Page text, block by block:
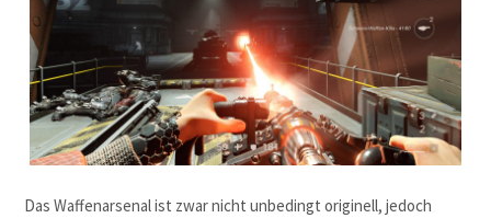
Das Waffenarsenal ist zwar nicht unbedingt originell, jedoch